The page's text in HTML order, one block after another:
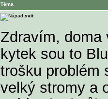
Téma
svit
Zdravím, doma
kytek sou to
trošku problém
velký stromy a